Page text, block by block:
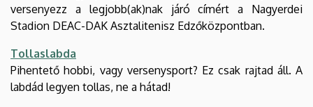
versenyezz a legjobb(ak)nak járó címért a Nagyerdei
Stadion DEAC-DAK Asztalitenisz Edzőközpontban.
Tollaslabda
Pihentető hobbi, vagy versenysport? Ez csak rajtad áll. A
labdád legyen tollas, ne a hátad!